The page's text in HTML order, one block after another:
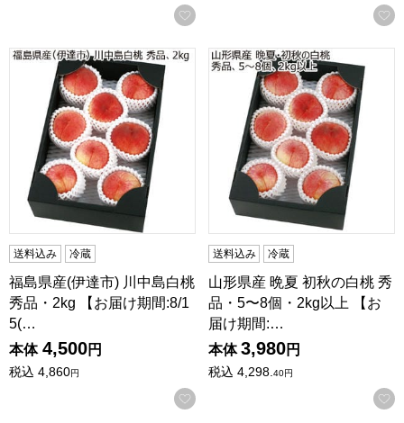
お気に入りに登録する
福島県産(伊達市) 川中島白桃 秀品・2kg 【お届け期間:8/15(
送料込み 冷蔵
福島県産(伊達市) 川中島白桃
秀品・2kg 【お届け期間:8/1
5(…
本体 4,500円
税込 4,860円
お気に入りに登録する
山形県産 晩夏 初秋の白桃 秀
送料込み 冷蔵
山形県産 晩夏 初秋の白桃 秀
品・5〜8個・2kg以上 【お
届け期間:…
本体 3,980円
税込 4,298. 40円